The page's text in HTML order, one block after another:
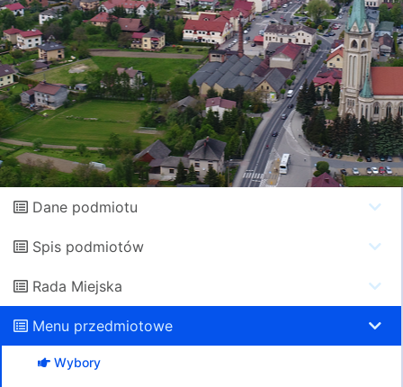
Dane podmiotu
Spis podmiotów
Rada Miejska
Menu przedmiotowe
Wybory